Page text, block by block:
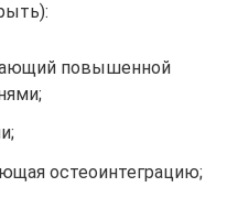
повышенной
остеоинтеграцию;